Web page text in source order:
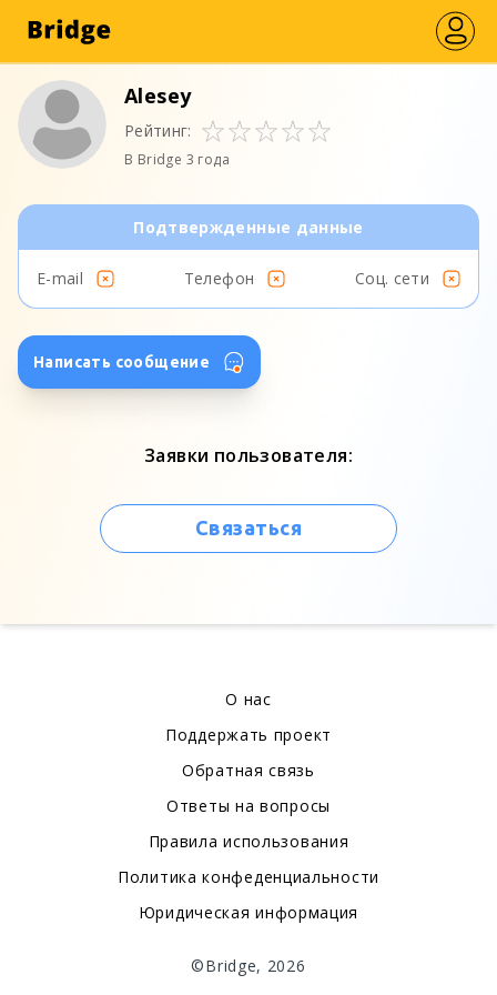
Alesey
Рейтинг:
В Bridge 3 года
Подтвержденные данные
E-mail Телефон Соц. сети
Написать сообщение
Заявки пользователя:
Связаться
О нас
Поддержать проект
Обратная связь
Ответы на вопросы
Правила использования
Политика конфеденциальности
Юридическая информация
©Bridge, 2026